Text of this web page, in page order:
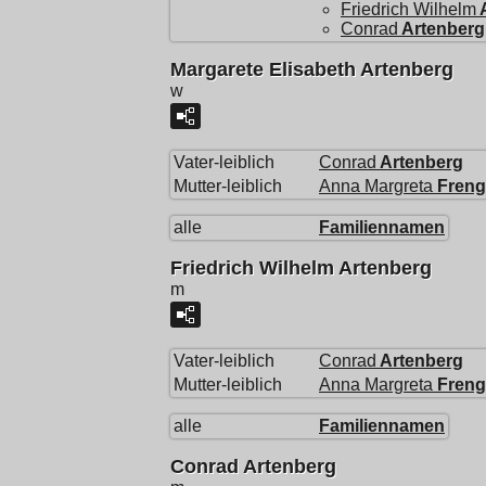
Friedrich Wilhelm
Conrad Artenberg
Margarete Elisabeth Artenberg
w
Vater-leiblich Conrad Artenberg
Mutter-leiblich
Anna Margreta
alle Familiennamen
Friedrich Wilhelm Artenberg
m
Vater-leiblich Conrad Artenberg
Mutter-leiblich
Anna Margreta
alle Familiennamen
Conrad Artenberg